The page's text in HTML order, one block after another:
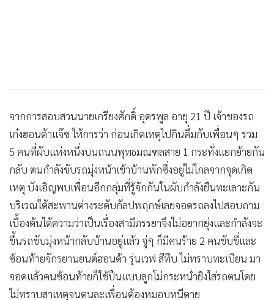
จากการสอบสวนนายเกรียงศักดิ์ อุดรพูล อายุ 21 ปี เจ้าของรถ
เก๋งฮอนด้าแจ๊ซ ให้การว่า ก่อนเกิดเหตุไปกินดื่มกับเพื่อนๆ รวม
5 คนที่ผับแห่งหนึ่งบนถนนพุทธมณฑลสาย 1 กระทั่งแยกย้ายกัน
กลับ ตนกำลังขับรถมุ่งหน้าเข้าบ้านพักซึ่งอยู่ไม่ไกลจากจุดเกิด
เหตุ บังเอิญพบเพื่อนอีกกลุ่มที่รู้จักกันในผับกำลังยืนทะเลาะกัน
บริเวณใต้สะพานต่างระดับกัลปพฤกษ์เลยจอดรถลงไปสอบถาม
เบื้องต้นได้ความว่าเป็นเรื่องสามีภรรยาจึงไม่อยากยุ่งและกำลังจะ
ขึ้นรถขับมุ่งหน้ากลับบ้านอยู่แล้ว จู่ๆ ก็มีคนร้าย 2 คนขับขี่และ
ซ้อนท้ายจักรยานยนต์ฮอนด้า รุ่นเวฟ สีทึบ ไม่ทราบทะเบียน มา
จอดแล้วคนซ้อนท้ายก็ใช้ปืนแบบลูกโม่กระหน่ำยิงใส่รถตนโดย
ไม่ทราบสาเหตุจนตนละเพื่อนต้องหมอบหนีตาย